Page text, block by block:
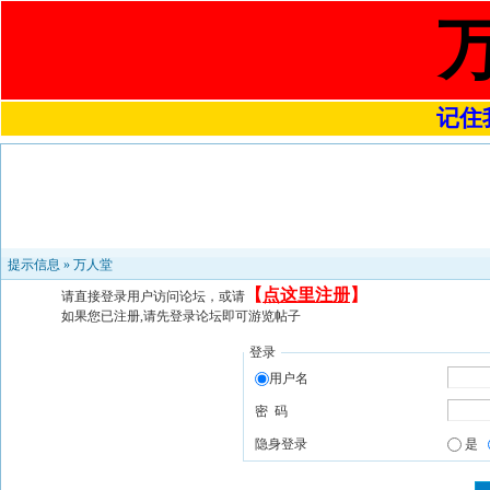
记住
提示信息 » 万人堂
请直接登录用户访问论坛，或请 【 点这里注册】
如果您已注册,请先登录论坛即可游览帖子
登录
用户名
密 码
隐身登录 是